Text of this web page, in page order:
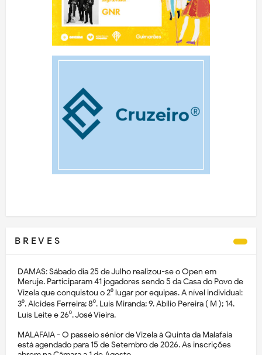
B R E V E S
DAMAS: Sábado dia 25 de Julho realizou-se o Open em
Meruje. Participaram 41 jogadores sendo 5 da Casa do Povo de
Vizela que conquistou o 2⁰ lugar por equipas. A nível individual:
3⁰. Alcides Ferreira; 8⁰. Luís Miranda; 9. Abílio Pereira ( M ); 14.
Luís Leite e 26⁰. José Vieira.
MALAFAIA - O passeio sénior de Vizela à Quinta da Malafaia
está agendado para 15 de Setembro de 2026. As inscrições